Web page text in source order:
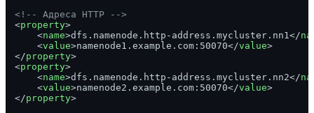
<!-- Адреса HTTP -->
<property>
<name>dfs.namenode.http-address.mycluster.nn1</
<value>namenode1.example.com:50070</value>
</property>
<property>
<name>dfs.namenode.http-address.mycluster.nn2</
<value>namenode2.example.com:50070</value>
</property>